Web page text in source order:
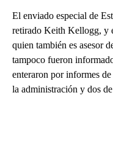
El enviado especial de
retirado Keith Kellogg, y
quien también es asesor
tampoco fueron
enteraron por informes
la administración y dos